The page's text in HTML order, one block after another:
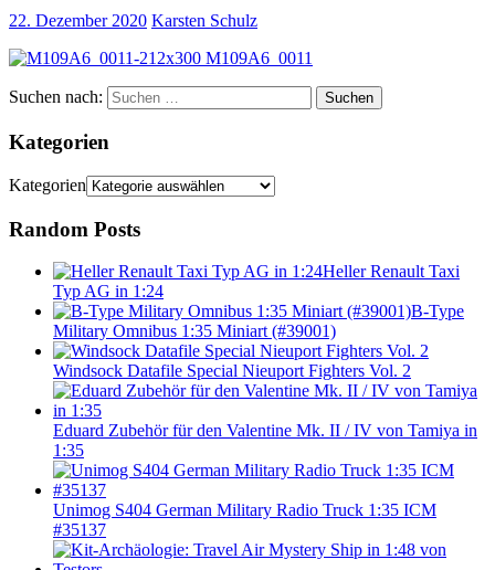
22. Dezember 2020 Karsten Schulz
Suchen nach: Suchen
Kategorien
Kategorien
Random Posts
Heller Renault Taxi
Typ AG in 1:24
B-Type
Military Omnibus 1:35 Miniart (#39001)
Windsock Datafile Special Nieuport Fighters Vol. 2
Eduard Zubehör für den Valentine Mk. II / IV von Tamiya in
1:35
Unimog S404 German Military Radio Truck 1:35 ICM
#35137